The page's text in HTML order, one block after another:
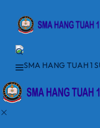
content